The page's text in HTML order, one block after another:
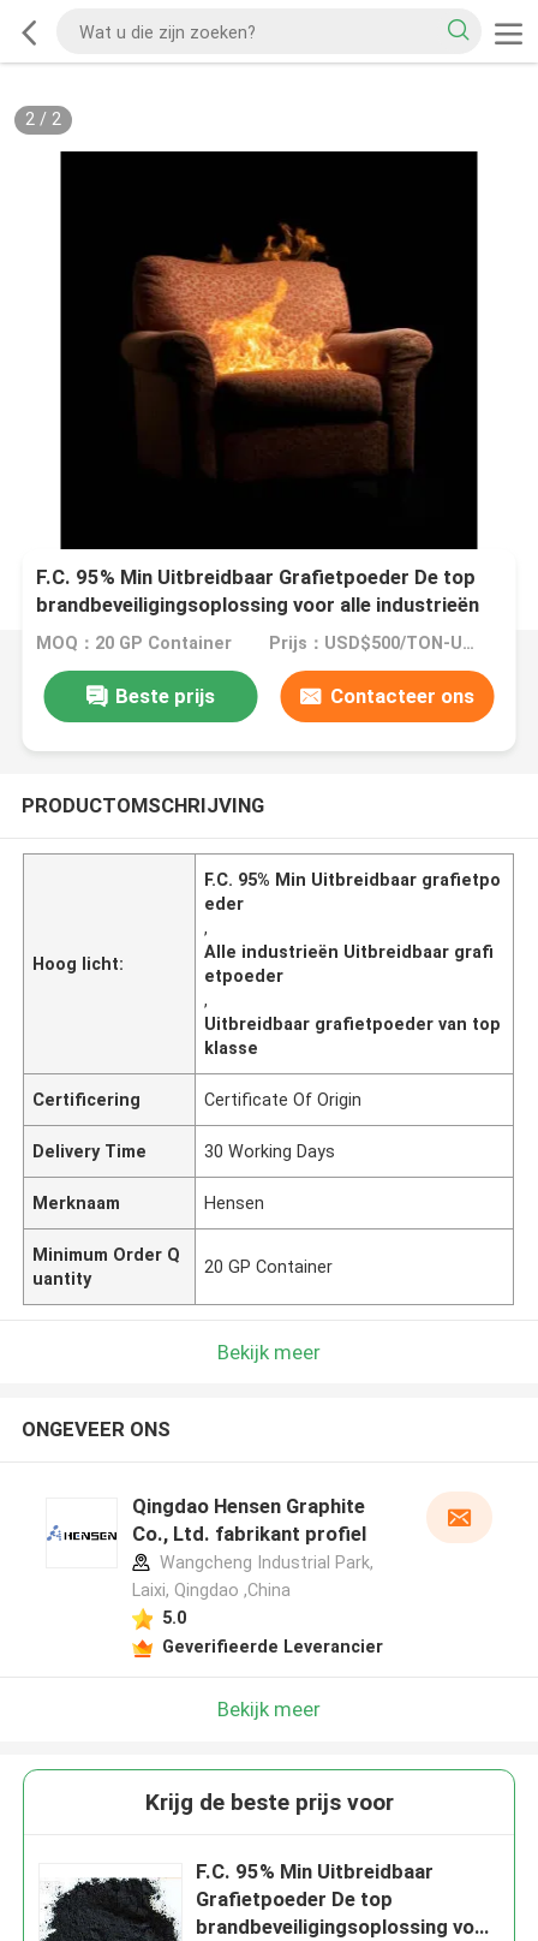
2/ 2
F.C. 95% Min Uitbreidbaar Grafietpoeder De top
brandbeveiligingsoplossing voor alle industrieën
MOQ：20 GP Container Prijs：USD$500/TON-USD$3000/TON
Beste prijs Contacteer ons
PRODUCTOMSCHRIJVING
Hoog licht:
F.C. 95% Min Uitbreidbaar grafietpo
eder
,
Alle industrieën Uitbreidbaar grafi
etpoeder
,
Uitbreidbaar grafietpoeder van top
klasse
Certificering Certificate Of Origin
Delivery Time 30 Working Days
Merknaam Hensen
Minimum Order Q
uantity
20 GP Container
Bekijk meer
ONGEVEER ONS
Qingdao Hensen Graphite
Co., Ltd. fabrikant profiel
Wangcheng Industrial Park,
Laixi, Qingdao ,China
5.0
Geverifieerde Leverancier
Bekijk meer
Krijg de beste prijs voor
F.C. 95% Min Uitbreidbaar
Grafietpoeder De top
brandbeveiligingsoplossing voor